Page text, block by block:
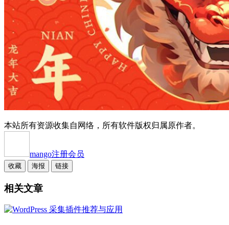
本站所有资源收集自网络，所有软件版权归属原作者。
mango注册会员
收藏 海报 链接
相关文章